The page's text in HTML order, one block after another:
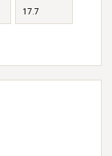
17.7